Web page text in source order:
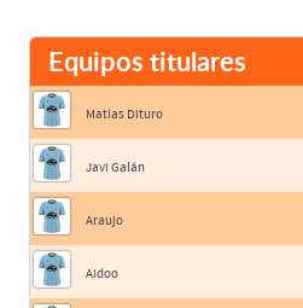
Equipos titulares
Matías Dituro
Javi Galán
Araujo
Aidoo